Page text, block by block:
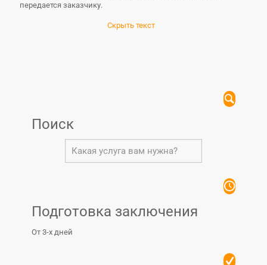
передается заказчику.
Скрыть текст
Поиск
Подготовка заключения
От 3-х дней